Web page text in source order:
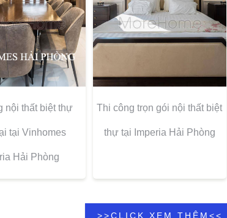
nội thất biệt thự
tại Vinhomes
Hải Phòng
Thi công trọn gói nội thất biệt
thự tại Imperia Hải Phòng
>>CLICK XEM THÊM<<